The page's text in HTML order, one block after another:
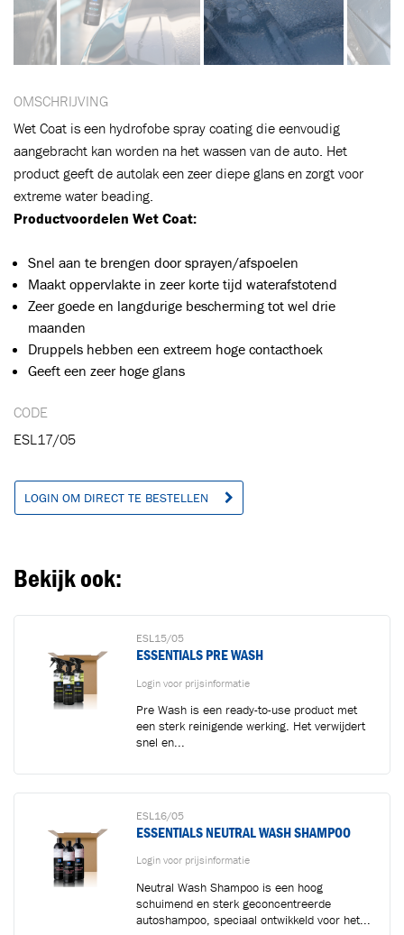
OMSCHRIJVING
Wet Coat is een hydrofobe spray coating die eenvoudig
aangebracht kan worden na het wassen van de auto. Het
product geeft de autolak een zeer diepe glans en zorgt voor
extreme water beading.
Productvoordelen Wet Coat:
Snel aan te brengen door sprayen/afspoelen
Maakt oppervlakte in zeer korte tijd waterafstotend
Zeer goede en langdurige bescherming tot wel drie
maanden
Druppels hebben een extreem hoge contacthoek
Geeft een zeer hoge glans
CODE
ESL17/05
LOGIN OM DIRECT TE BESTELLEN
Bekijk ook:
ESL15/05
ESSENTIALS PRE WASH
Login voor prijsinformatie
Pre Wash is een ready-to-use product met
een sterk reinigende werking. Het verwijdert
snel en...
ESL16/05
ESSENTIALS NEUTRAL WASH SHAMPOO
Login voor prijsinformatie
Neutral Wash Shampoo is een hoog
schuimend en sterk geconcentreerde
autoshampoo, speciaal ontwikkeld voor het...
Toegevoegd aan winkelwagen
VERDER WINKELEN Ga naar winkelwagen